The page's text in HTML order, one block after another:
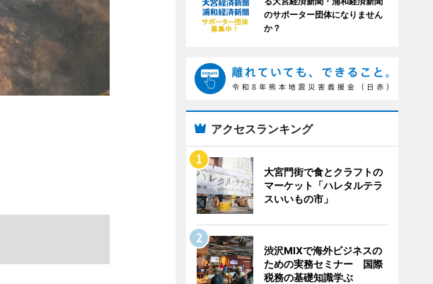
のサポーター団体になりません
か？
アクセスランキング
大宮門街で食とクラフトの
マーケット「ハレタルテラ
スいいもの市」
渋沢MIXで海外ビジネスの
ための実務セミナー 国際
税務の基礎知識学ぶ